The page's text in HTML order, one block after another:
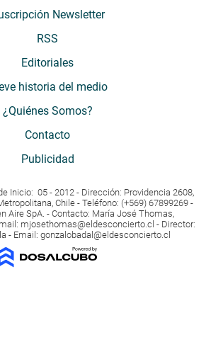
Newsletter
RSS
Editoriales
historia del medio
¿Quiénes Somos?
Contacto
Publicidad
Inicio: 05 - 2012 - Dirección: Providencia 2608,
Chile - Teléfono: (+569) 67899269 -
Aire SpA. - Contacto: María José Thomas,
mjosethomas@eldesconcierto.cl - Director:
- Email: gonzalobadal@eldesconcierto.cl